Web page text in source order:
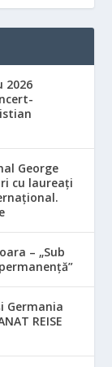
2026
George
cu laureați
– „Sub
Germania
REISE